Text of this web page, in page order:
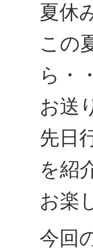
夏休
この
ら・
お送
先日
を紹
お楽
今回